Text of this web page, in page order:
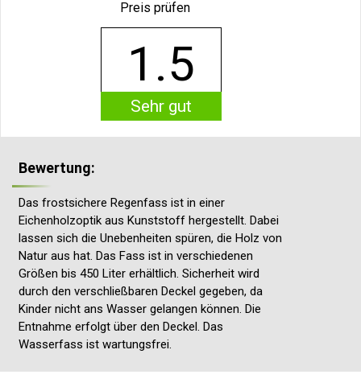
Preis prüfen
1.5
Sehr gut
Bewertung:
Das frostsichere Regenfass ist in einer
Eichenholzoptik aus Kunststoff hergestellt. Dabei
lassen sich die Unebenheiten spüren, die Holz von
Natur aus hat. Das Fass ist in verschiedenen
Größen bis 450 Liter erhältlich. Sicherheit wird
durch den verschließbaren Deckel gegeben, da
Kinder nicht ans Wasser gelangen können. Die
Entnahme erfolgt über den Deckel. Das
Wasserfass ist wartungsfrei.